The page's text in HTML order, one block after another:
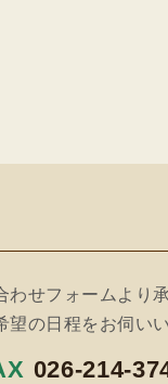
せフォームより
の日程をお伺い
026-214-